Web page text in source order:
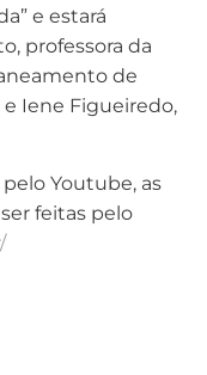
e estará
professora da
de
Iene Figueiredo,
Youtube, as
feitas pelo